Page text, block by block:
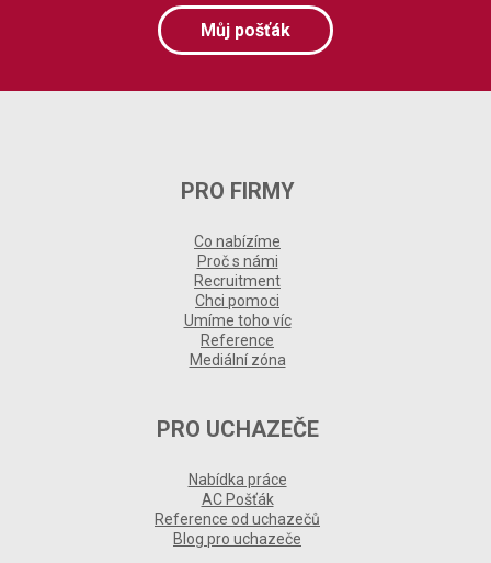
Můj pošťák
PRO FIRMY
Co nabízíme
Proč s námi
Recruitment
Chci pomoci
Umíme toho víc
Reference
Mediální zóna
PRO UCHAZEČE
Nabídka práce
AC Pošťák
Reference od uchazečů
Blog pro uchazeče